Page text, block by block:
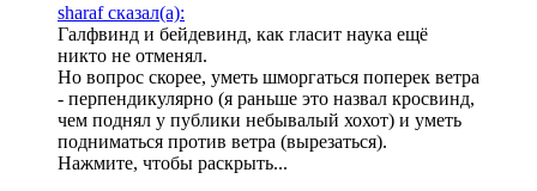
sharaf сказал(а):
Галфвинд и бейдевинд, как гласит наука ещё
никто не отменял.
Но вопрос скорее, уметь шморгаться поперек ветра
- перпендикулярно (я раньше это назвал кросвинд,
чем поднял у публики небывалый хохот) и уметь
подниматься против ветра (вырезаться).
Нажмите, чтобы раскрыть...